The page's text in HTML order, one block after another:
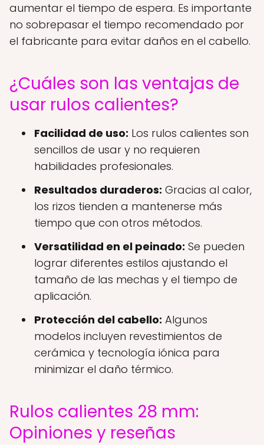
aumentar el tiempo de espera. Es importante
no sobrepasar el tiempo recomendado por
el fabricante para evitar daños en el cabello.
¿Cuáles son las ventajas de
usar rulos calientes?
Facilidad de uso: Los rulos calientes son
sencillos de usar y no requieren
habilidades profesionales.
Resultados duraderos: Gracias al calor,
los rizos tienden a mantenerse más
tiempo que con otros métodos.
Versatilidad en el peinado: Se pueden
lograr diferentes estilos ajustando el
tamaño de las mechas y el tiempo de
aplicación.
Protección del cabello: Algunos
modelos incluyen revestimientos de
cerámica y tecnología iónica para
minimizar el daño térmico.
Rulos calientes 28 mm:
Opiniones y reseñas